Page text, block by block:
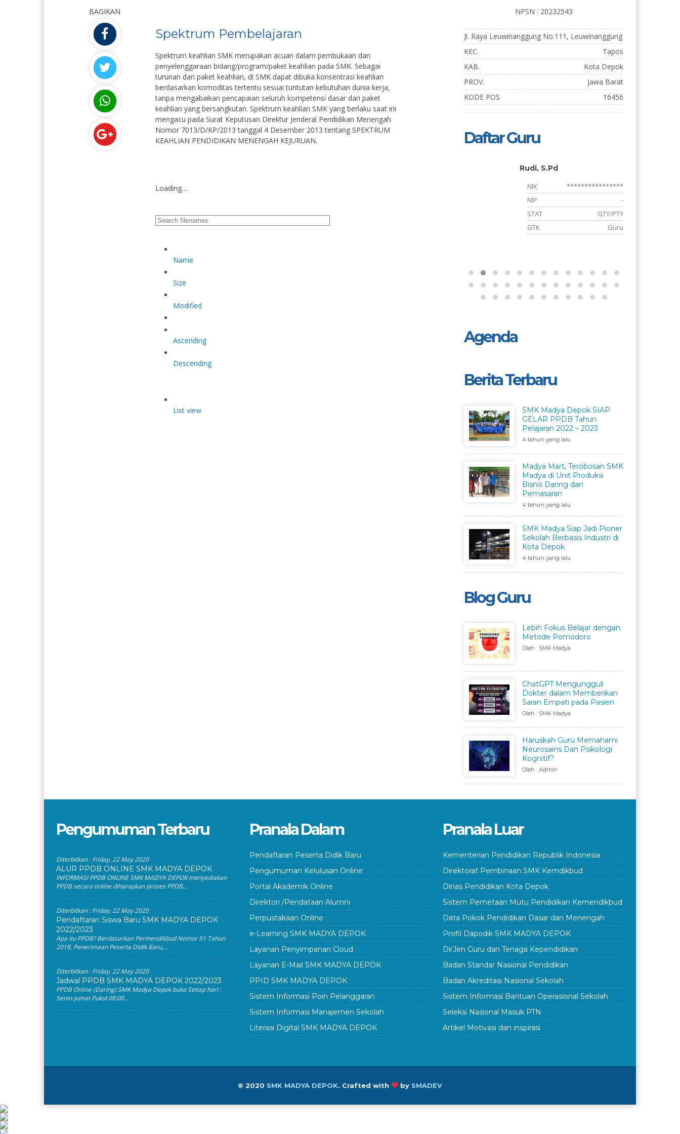
BAGIKAN
Spektrum Pembelajaran
Spektrum keahlian SMK merupakan acuan dalam pembukaan dan
penyelenggaraan bidang/program/paket keahlian pada SMK. Sebagai
turunan dari paket keahlian, di SMK dapat dibuka konsentrasi keahlian
berdasarkan komoditas tertentu sesuai tuntutan kebutuhan dunia kerja,
tanpa mengabaikan pencapaian seluruh kompetensi dasar dari paket
keahlian yang bersangkutan. Spektrum keahlian SMK yang berlaku saat ini
mengacu pada Surat Keputusan Direktur Jenderal Pendidikan Menengah
Nomor 7013/D/KP/2013 tanggal 4 Desember 2013 tentang SPEKTRUM
KEAHLIAN PENDIDIKAN MENENGAH KEJURUAN.
Loading…
Name
Size
Modified
Ascending
Descending
List view
NPSN : 20232543
Jl. Raya Leuwinanggung No.111, Leuwinanggung
KEC.
Tapos
KAB.
Kota Depok
PROV.
Jawa Barat
KODE POS
16456
Daftar Guru
STAT
GTY/PTY
GTK
Kaprog. Multimedia
Rudi, S.Pd
NIK
****************
NIP
-
STAT
GTY/PTY
GTK
Guru
Agenda
Berita Terbaru
SMK Madya Depok SIAP
GELAR PPDB Tahun
Pelajaran 2022 – 2023
4 tahun yang lalu
Madya Mart, Terobosan SMK
Madya di Unit Produksi
Bisnis Daring dan
Pemasaran
4 tahun yang lalu
SMK Madya Siap Jadi Pioner
Sekolah Berbasis Industri di
Kota Depok
4 tahun yang lalu
Blog Guru
Lebih Fokus Belajar dengan
Metode Pomodoro
Oleh : SMK Madya
ChatGPT Mengungguli
Dokter dalam Memberikan
Saran Empati pada Pasien
Oleh : SMK Madya
Haruskah Guru Memahami
Neurosains Dan Psikologi
Kognitif?
Oleh : Admin
Pengumuman Terbaru
Diterbitkan :Friday, 22 May 2020
ALUR PPDB ONLINE SMK MADYA DEPOK
INFORMASI PPDB ONLINE SMK MADYA DEPOK menyediakan
PPDB secara online diharapkan proses PPDB...
Diterbitkan :Friday, 22 May 2020
Pendaftaran Siswa Baru SMK MADYA DEPOK
2022/2023
Apa itu PPDB? Berdasarkan Permendikbud Nomor 51 Tahun
2018, Penerimaan Peserta Didik Baru,...
Diterbitkan :Friday, 22 May 2020
Jadwal PPDB SMK MADYA DEPOK 2022/2023
PPDB Online (Daring) SMK Madya Depok buka Setiap hari :
Senin-Jumat Pukul 08:00...
Pranala Dalam
Pendaftaran Peserta Didik Baru
Pengumuman Kelulusan Online
Portal Akademik Online
Direktori /Pendataan Alumni
Perpustakaan Online
e-Learning SMK MADYA DEPOK
Layanan Penyimpanan Cloud
Layanan E-Mail SMK MADYA DEPOK
PPID SMK MADYA DEPOK
Sistem Informasi Poin Pelanggaran
Sistem Informasi Manajemen Sekolah
Literasi Digital SMK MADYA DEPOK
Pranala Luar
Kementerian Pendidikan Republik Indonesia
Direktorat Pembinaan SMK Kemdikbud
Dinas Pendidikan Kota Depok
Sistem Pemetaan Mutu Pendidikan Kemendikbud
Data Pokok Pendidikan Dasar dan Menengah
Profil Dapodik SMK MADYA DEPOK
DirJen Guru dan Tenaga Kependidikan
Badan Standar Nasional Pendidikan
Badan Akreditasi Nasional Sekolah
Sistem Informasi Bantuan Operasional Sekolah
Seleksi Nasional Masuk PTN
Artikel Motivasi dan inspirasi
© 2020 SMK MADYA DEPOK. Crafted with by SMADEV